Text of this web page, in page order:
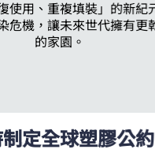
定全球塑膠公約